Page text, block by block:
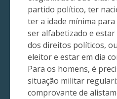
partido político, ter
ter a idade mínima
ser alfabetizado e
dos direitos políticos,
eleitor e estar em dia
Para os homens, é
situação militar
comprovante de